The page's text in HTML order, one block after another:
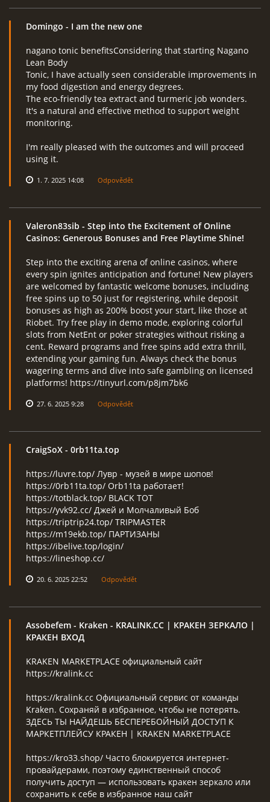
Domingo - I am the new one
nagano tonic benefitsConsidering that starting Nagano
Lean Body
Tonic, I have actually seen considerable improvements in
my food digestion and energy degrees.
The eco-friendly tea extract and turmeric job wonders.
It's a natural and effective method to support weight
monitoring.
I'm really pleased with the outcomes and will proceed
using it.
1. 7. 2025 14:08 Odpovědět
Valeron83sib - Step into the Excitement of Online
Casinos: Generous Bonuses and Free Playtime Shine!
Step into the exciting arena of online casinos, where
every spin ignites anticipation and fortune! New players
are welcomed by fantastic welcome bonuses, including
free spins up to 50 just for registering, while deposit
bonuses as high as 200% boost your start, like those at
Riobet. Try free play in demo mode, exploring colorful
slots from NetEnt or poker strategies without risking a
cent. Reward programs and free spins add extra thrill,
extending your gaming fun. Always check the bonus
wagering terms and dive into safe gambling on licensed
platforms! https://tinyurl.com/p8jm7bk6
27. 6. 2025 9:28 Odpovědět
CraigSoX - 0rb11ta.top
https://luvre.top/ Лувр - музей в мире шопов!
https://0rb11ta.top/ Orb11ta работает!
https://totblack.top/ BLACK TOT
https://yvk92.cc/ Джей и Молчаливый Боб
https://triptrip24.top/ TRIPMASTER
https://m19ekb.top/ ПАРТИЗАНЫ
https://ibelive.top/login/
https://lineshop.cc/
20. 6. 2025 22:52 Odpovědět
Assobefem - Kraken - KRALINK.CC | КРАКЕН ЗЕРКАЛО |
КРАКЕН ВХОД
KRAKEN MARKETPLACE официальный сайт
https://kralink.cc
https://kralink.cc Официальный сервис от команды
Kraken. Сохраняй в избранное, чтобы не потерять.
ЗДЕСЬ ТЫ НАЙДЕШЬ БЕСПЕРЕБОЙНЫЙ ДОСТУП К
МАРКЕТПЛЕЙСУ КРАКЕН | KRAKEN MARKETPLACE
https://kro33.shop/ Часто блокируется интернет-
провайдерами, поэтому единственный способ
получить доступ — использовать кракен зеркало или
сохранить к себе в избранное наш сайт